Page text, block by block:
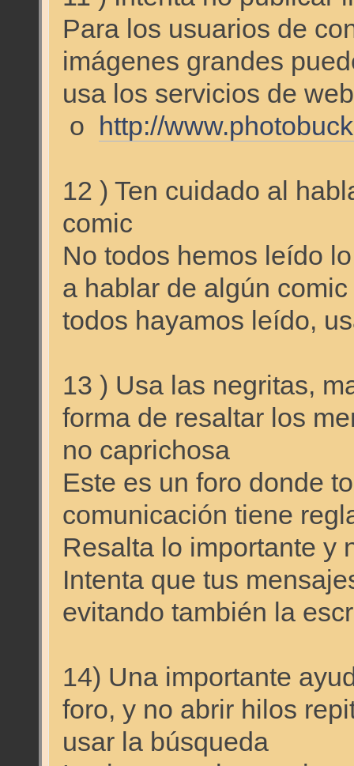
Para los usuarios de
imágenes grandes
usa los servicios de
o
http://
12 ) Ten cuidado al
comic
No todos hemos leído
a hablar de algún
todos hayamos leído,
13 ) Usa las negritas,
forma de resaltar los
no caprichosa
Este es un foro donde
comunicación tiene
Resalta lo importante y
Intenta que tus
evitando también la
14) Una importante
foro, y no abrir hilos
usar la búsqueda